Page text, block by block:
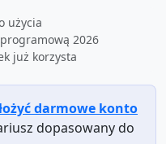
użycia
2026
już korzysta
darmowe konto
dopasowany do